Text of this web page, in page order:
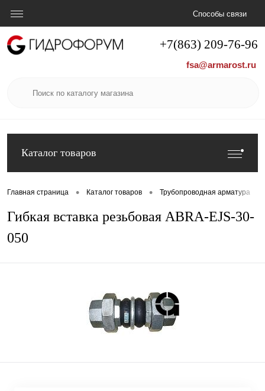
+7(863) 209-76-96
fsa@armarost.ru
Способы связи
Каталог товаров
Главная страница • Каталог товаров • Трубопроводная арматура
Гибкая вставка резьбовая ABRA-EJS-30-
050